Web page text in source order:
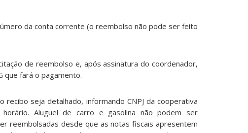
da conta corrente (o reembolso não pode ser feito
de reembolso e, após assinatura do coordenador,
que fará o pagamento.
seja detalhado, informando CNPJ da cooperativa
Aluguel de carro e gasolina não podem ser
reembolsadas desde que as notas fiscais apresentem